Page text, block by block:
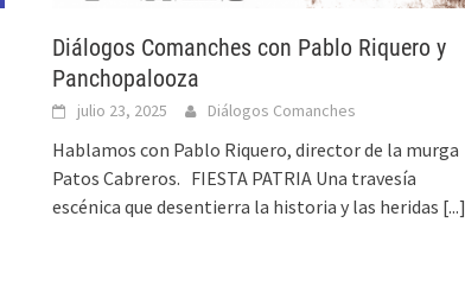
Diálogos Comanches con Pablo Riquero y
Panchopalooza
julio 23, 2025 Diálogos Comanches
Hablamos con Pablo Riquero, director de la murga
Patos Cabreros. FIESTA PATRIA Una travesía
escénica que desentierra la historia y las heridas [...]